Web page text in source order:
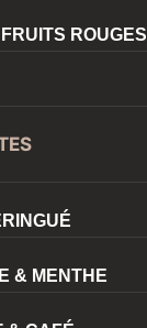
ROUGES
& MENTHE